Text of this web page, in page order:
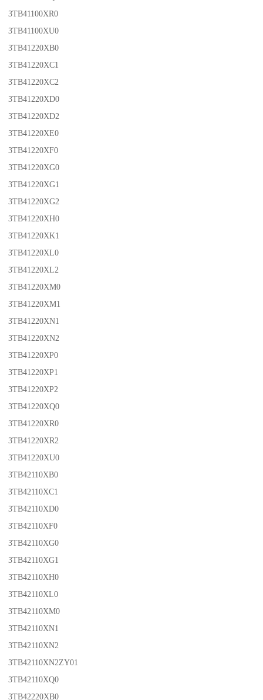
3TB41100XR0
3TB41100XU0
3TB41220XB0
3TB41220XC1
3TB41220XC2
3TB41220XD0
3TB41220XD2
3TB41220XE0
3TB41220XF0
3TB41220XG0
3TB41220XG1
3TB41220XG2
3TB41220XH0
3TB41220XK1
3TB41220XL0
3TB41220XL2
3TB41220XM0
3TB41220XM1
3TB41220XN1
3TB41220XN2
3TB41220XP0
3TB41220XP1
3TB41220XP2
3TB41220XQ0
3TB41220XR0
3TB41220XR2
3TB41220XU0
3TB42110XB0
3TB42110XC1
3TB42110XD0
3TB42110XF0
3TB42110XG0
3TB42110XG1
3TB42110XH0
3TB42110XL0
3TB42110XM0
3TB42110XN1
3TB42110XN2
3TB42110XN2ZY01
3TB42110XQ0
3TB42220XB0